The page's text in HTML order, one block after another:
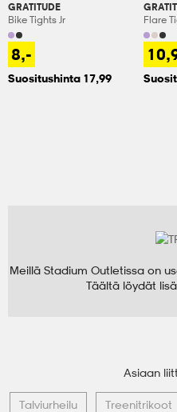
GRATITUDE
Bike Tights Jr
8,-
Suositushinta 17,99
Flare
Meillä Stadium Outletissa on
Täältä löydät
Asiaan
Talviurheilu Treenitrikoot